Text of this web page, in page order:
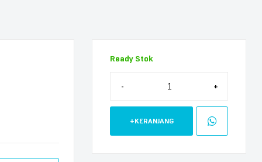
Ready Stok
- +
+KERANJANG